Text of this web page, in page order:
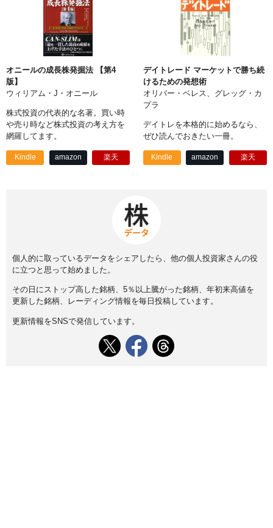
オニールの成長株発掘法 【第4
版】
ウィリアム・J・オニール
株式投資の代表的な名著。買い時
や売り時など株式投資の考え方を
網羅してます。
Kindle amazon 楽天
デイトレード マーケットで勝ち続
けるための発想術
オリバー・ベレス、グレッグ・カ
プラ
デイトレを本格的に始めるなら、
ぜひ読んでおきたい一冊。
Kindle amazon 楽天
個人的に取っているデータをシェアしたら、他の個人投資家さんの役
に立つと思って始めました。
その日にストップ高した銘柄、5％以上騰がった銘柄、年初来高値を
更新した銘柄、レーディング情報を毎日投稿しています。
更新情報をSNSで発信しています。